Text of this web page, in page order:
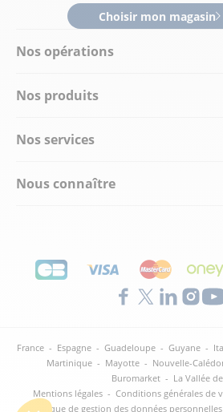
Nos opérations
Nos produits
Nos services
Nous connaître
Choisir mon magasin
France - Espagne - Guadeloupe - Guyane -
Martinique - Mayotte - Nouvelle-
Buromarket - La Vallée
Mentions légales - Conditions générales de
Politique de gestion des données personnelles